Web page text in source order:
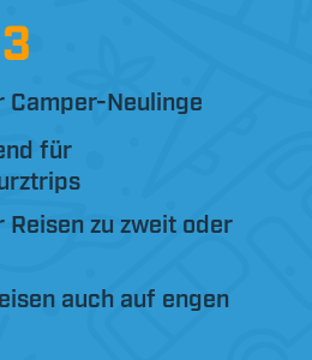
Camper-Neulinge
für
zu zweit oder
auch auf engen